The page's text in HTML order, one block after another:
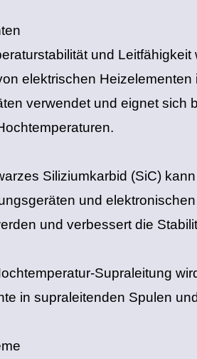
und Leitfähigkeit
elektrischen Heizelementen
verwendet und eignet sich
Siliziumkarbid (SiC)
und elektronischen
und verbessert die
Supraleitung
in supraleitenden Spulen